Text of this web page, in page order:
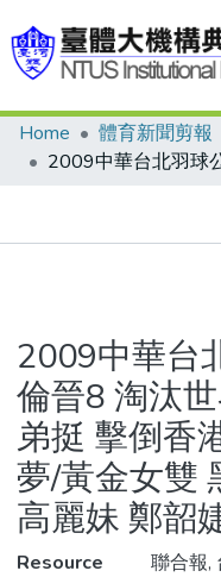
Communities &
Statistics
Home 體育新聞剪報
2009中華台
倫晉8 淘汰
弟挺 擊倒香
夢/黃金女雙
高麗妹 鄭韶
Resource
聯合報,